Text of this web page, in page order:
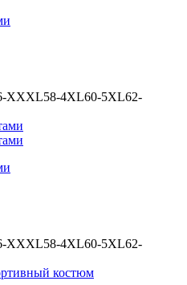
XXXL58-4XL60-5XL62-
XXXL58-4XL60-5XL62-